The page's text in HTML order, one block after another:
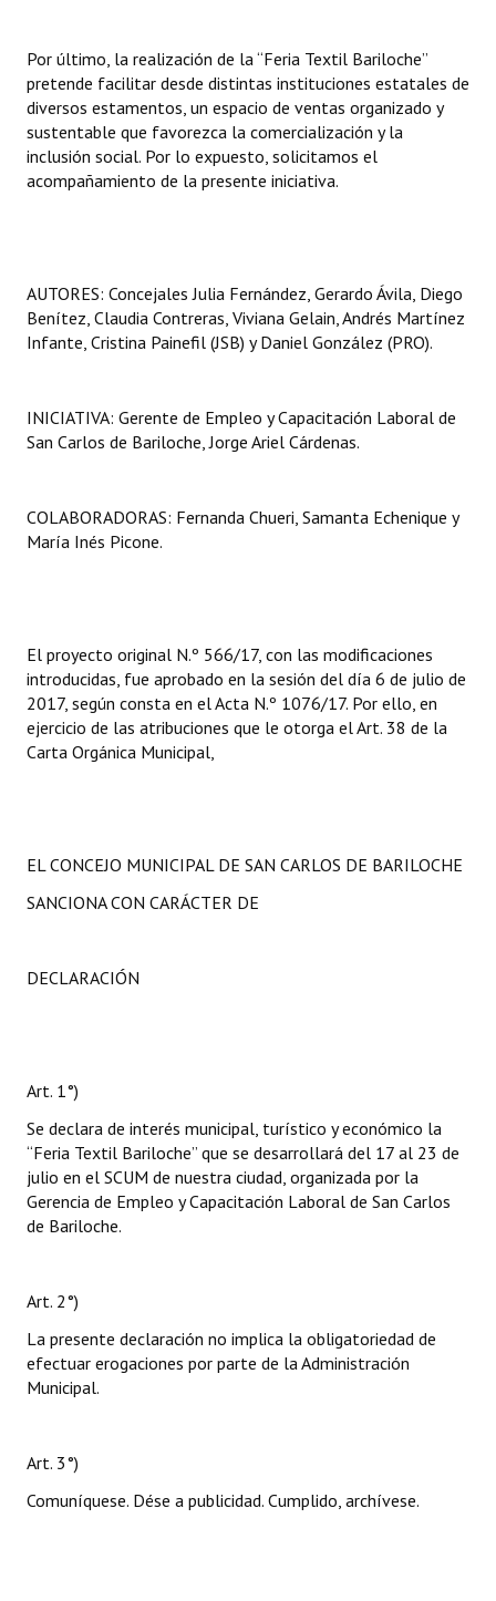
Antiguos Pobladores - Registro
Reconocimientos - Registro
Bariloche, Municipio intercultural
Por último, la realización de la “Feria Textil Bariloche”
pretende facilitar desde distintas instituciones estatales de
diversos estamentos, un espacio de ventas organizado y
sustentable que favorezca la comercialización y la
inclusión social. Por lo expuesto, solicitamos el
acompañamiento de la presente iniciativa.
AUTORES: Concejales Julia Fernández, Gerardo Ávila, Diego
Benítez, Claudia Contreras, Viviana Gelain, Andrés Martínez
Infante, Cristina Painefil (JSB) y Daniel González (PRO).
INICIATIVA: Gerente de Empleo y Capacitación Laboral de
San Carlos de Bariloche, Jorge Ariel Cárdenas.
COLABORADORAS: Fernanda Chueri, Samanta Echenique y
María Inés Picone.
El proyecto original N.º 566/17, con las modificaciones
introducidas, fue aprobado en la sesión del día 6 de julio de
2017, según consta en el Acta N.º 1076/17. Por ello, en
ejercicio de las atribuciones que le otorga el Art. 38 de la
Carta Orgánica Municipal,
EL CONCEJO MUNICIPAL DE SAN CARLOS DE BARILOCHE
SANCIONA CON CARÁCTER DE
DECLARACIÓN
Art. 1°)
Se declara de interés municipal, turístico y económico la
“Feria Textil Bariloche” que se desarrollará del 17 al 23 de
julio en el SCUM de nuestra ciudad, organizada por la
Gerencia de Empleo y Capacitación Laboral de San Carlos
de Bariloche.
Art. 2°)
La presente declaración no implica la obligatoriedad de
efectuar erogaciones por parte de la Administración
Municipal.
Art. 3°)
Comuníquese. Dése a publicidad. Cumplido, archívese.